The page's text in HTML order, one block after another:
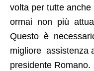
volta per tutte
ormai non più
Questo è
migliore assistenza
presidente Romano.